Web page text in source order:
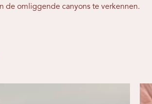
de omliggende canyons te verkennen.